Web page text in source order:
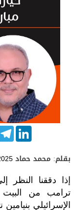
T
e
l
e
g
m
L
i
n
e
I
n
بقلم: محمد حماد
إذا دققنا النظر
ترامب من
الإسرائيلي